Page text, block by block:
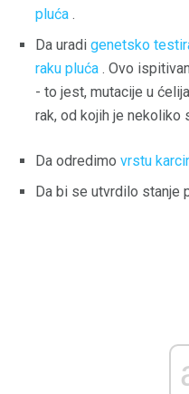
pluća .
Da uradi genetsko
raku pluća . Ovo
- to jest, mutacije u
rak, od kojih je nekoliko
Da odredimo vrstu
Da bi se utvrdilo stanje